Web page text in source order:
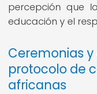
percepción que
educación y el
Ceremonias
protocolo de
africanas